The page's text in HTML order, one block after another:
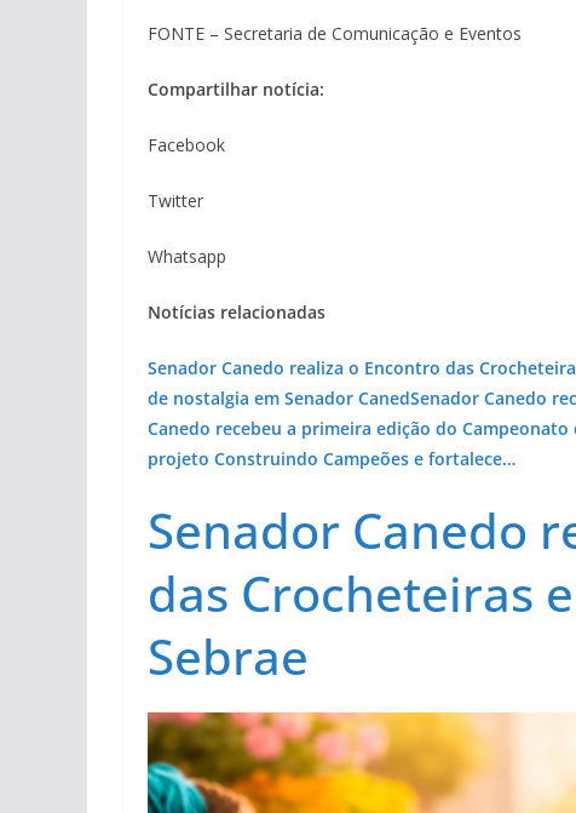
FONTE – Secretaria de Comunicação e Eventos
Compartilhar notícia:
Facebook
Twitter
Whatsapp
Notícias relacionadas
Senador Canedo realiza o Encontro das
de nostalgia em Senador CanedSenador Canedo
Canedo recebeu a primeira edição do
projeto Construindo Campeões e fortalece…
Senador Canedo
das Crocheteiras
Sebrae